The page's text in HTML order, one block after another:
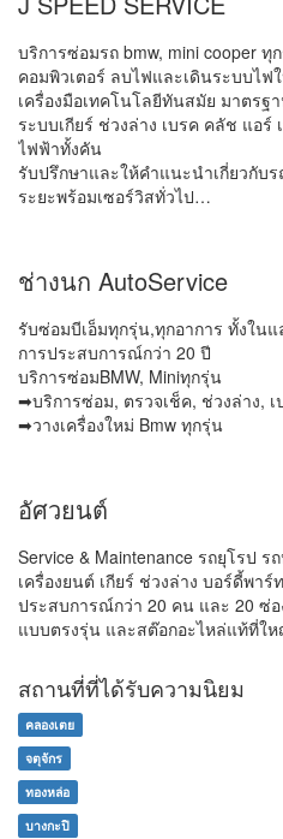
บริการซ่อมรถ bmw, mini cooper ทุ
คอมพิวเตอร์ ลบไฟและเดินระบบไฟ
เครื่องมือเทคโนโลยีทันสมัย มาตรฐ
ระบบเกียร์ ช่วงล่าง เบรค คลัช แอร์
ไฟฟ้าทั้งคัน
รับปรึกษาและให้คำแนะนำเกี่ยวกับร
ระยะพร้อมเซอร์วิสทั่วไป…
ช่างนก AutoService
รับซ่อมบีเอ็มทุกรุ่น,ทุกอาการ ทั้งใน
การประสบการณ์กว่า 20 ปี
บริการซ่อมBMW, Miniทุกรุ่น
➡บริการซ่อม, ตรวจเช็ค, ช่วงล่าง,
➡วางเครื่องใหม่ Bmw ทุกรุ่น
อัศวยนต์
Service & Maintenance รถยุโรป
เครื่องยนต์ เกียร์ ช่วงล่าง บอร์ดี้พา
ประสบการณ์กว่า 20 คน และ 20 ซ่
แบบตรงรุ่น และสต๊อกอะไหล่แท้ที่ใ
สถานที่ที่ได้รับความนิยม
คลองเตย
จตุจักร
ทองหล่อ
บางกะปิ